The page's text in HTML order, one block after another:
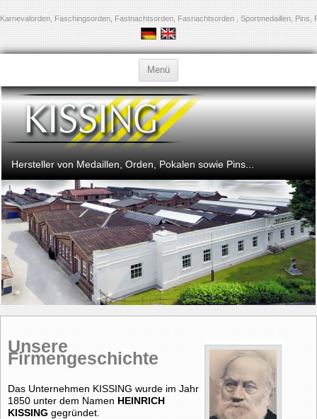
Karnevalorden, Faschingsorden, Fastnachtsorden, Fasnachtsorden , Sportmedaillen, Pins,
Menü
Hersteller von Medaillen, Orden, Pokalen sowie Pins...
Unsere
Firmengeschichte
Das Unternehmen KISSING wurde im Jahr
1850 unter dem Namen HEINRICH
KISSING gegründet.